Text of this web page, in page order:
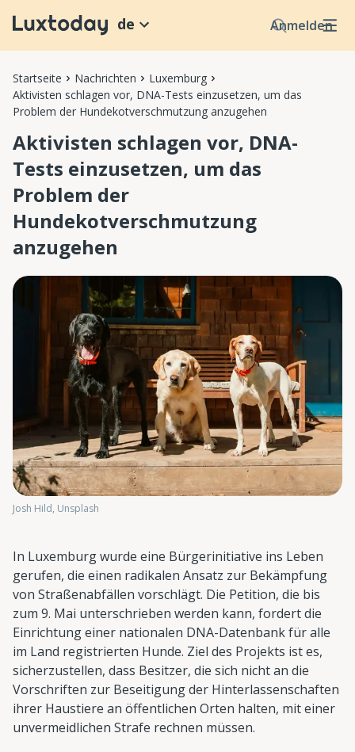
Anmelden
de
Startseite Nachrichten
Luxemburg
Aktivisten schlagen vor, DNA-Tests einzusetzen, um das
Problem der Hundekotverschmutzung anzugehen
Aktivisten schlagen vor, DNA-
Tests einzusetzen, um das
Problem der
Hundekotverschmutzung
anzugehen
Josh Hild, Unsplash
In Luxemburg wurde eine Bürgerinitiative ins Leben
gerufen, die einen radikalen Ansatz zur Bekämpfung
von Straßenabfällen vorschlägt. Die Petition, die bis
zum 9. Mai unterschrieben werden kann, fordert die
Einrichtung einer nationalen DNA-Datenbank für alle
im Land registrierten Hunde. Ziel des Projekts ist es,
sicherzustellen, dass Besitzer, die sich nicht an die
Vorschriften zur Beseitigung der Hinterlassenschaften
ihrer Haustiere an öffentlichen Orten halten, mit einer
unvermeidlichen Strafe rechnen müssen.